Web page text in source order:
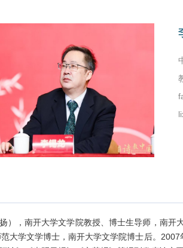
），南开大学文学院教授、博士生导师，南
大学文学博士，南开大学文学院博士后。